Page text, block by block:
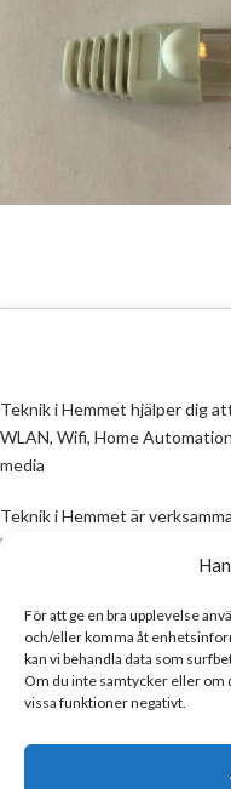
För att ge en bra upplevelse
och/eller komma åt
kan vi behandla data som
Om du inte samtycker eller om
vissa funktioner negativt.
Teknik i Hemmet hjälper dig
WLAN, Wifi, Home
media
Teknik i Hemmet är
Email:
All information på denna sida
information på sidan inte
mail